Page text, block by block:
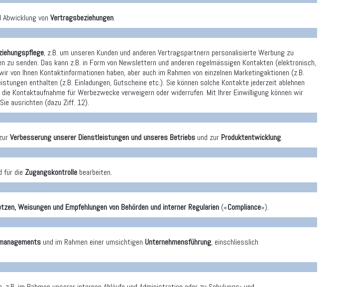
von Vertragsbeziehungen.
, z.B. um unseren Kunden und anderen Vertragspartnern personalisierte Werbung zu
zu senden. Das kann z.B. in Form von Newslettern und anderen regelmässigen Kontakten (elektronisch,
von Ihnen Kontaktinformationen haben, aber auch im Rahmen von einzelnen Marketingaktionen (z.B.
enthalten (z.B. Einladungen, Gutscheine etc.). Sie können solche Kontakte jederzeit ablehnen
Kontaktaufnahme für Werbezwecke verweigern oder widerrufen. Mit Ihrer Einwilligung können wir
ausrichten (dazu Ziff. 12).
Verbesserung unserer Dienstleistungen und unseres Betriebs und zur Produktentwicklung.
für die Zugangskontrolle bearbeiten.
Weisungen und Empfehlungen von Behörden und interner Regularien («Compliance»).
und im Rahmen einer umsichtigen Unternehmensführung, einschliesslich